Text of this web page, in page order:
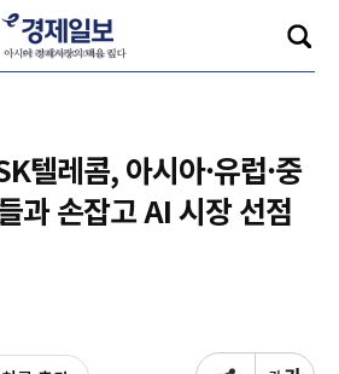
텔레콤, 아시아·유럽·중
과 손잡고 AI 시장 선점